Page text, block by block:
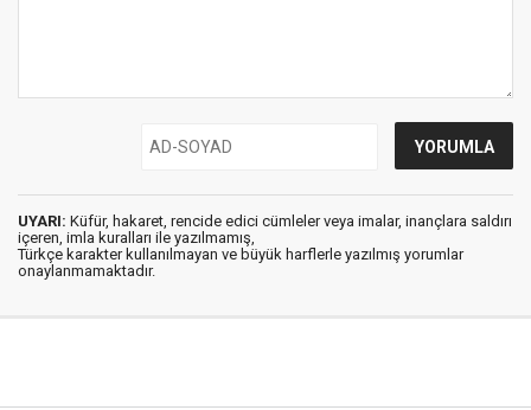
UYARI: Küfür, hakaret, rencide edici cümleler veya imalar, inançlara saldırı
içeren, imla kuralları ile yazılmamış,
Türkçe karakter kullanılmayan ve büyük harflerle yazılmış yorumlar
onaylanmamaktadır.